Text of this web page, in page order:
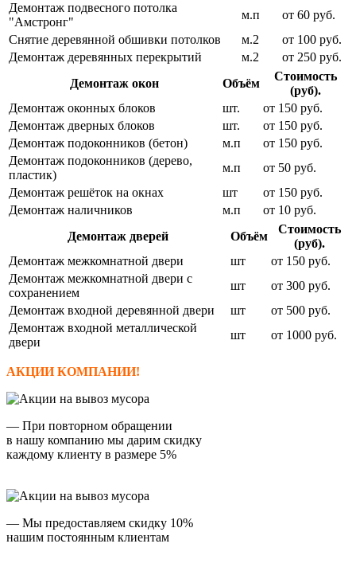
Демонтаж подвесного потолка
"Амстронг"
м.п
от 60 руб.
Снятие деревянной обшивки потолков
м.2
от 100 руб.
Демонтаж деревянных перекрытий
м.2
от 250 руб.
Демонтаж окон
Объём
Стоимость
(руб).
Демонтаж оконных блоков
шт.
от 150 руб.
Демонтаж дверных блоков
шт.
от 150 руб.
Демонтаж подоконников (бетон)
м.п
от 150 руб.
Демонтаж подоконников (дерево,
пластик)
м.п
от 50 руб.
Демонтаж решёток на окнах
шт
от 150 руб.
Демонтаж наличников
м.п
от 10 руб.
Демонтаж дверей
Объём
Стоимость
(руб).
Демонтаж межкомнатной двери
шт
от 150 руб.
Демонтаж межкомнатной двери с
сохранением
шт
от 300 руб.
Демонтаж входной деревянной двери
шт
от 500 руб.
Демонтаж входной металлической
двери
шт от 1000 руб.
АКЦИИ КОМПАНИИ!
— При повторном обращении
в нашу компанию мы дарим скидку
каждому клиенту в размере 5%
— Мы предоставляем скидку 10%
нашим постоянным клиентам